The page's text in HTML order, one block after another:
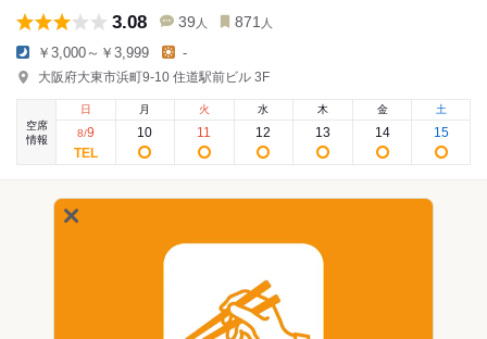
3.08 39 人 871 人
￥3,000～￥3,999 -
大阪府大東市浜町9-10 住道駅前ビル 3F
空席
情報
日
8/9
月
10
火
11
水
12
木
13
金
14
土
15